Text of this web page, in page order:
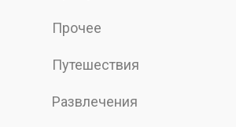
Прочее
Путешествия
Развлечения